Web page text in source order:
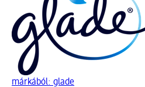
márkából: glade